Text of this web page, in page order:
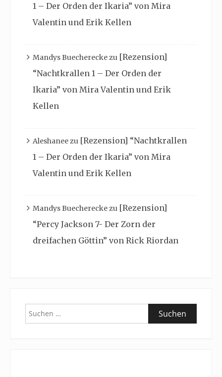
1 – Der Orden der Ikaria” von Mira
Valentin und Erik Kellen
Mandys Buechereckezu [Rezension]
“Nachtkrallen 1 – Der Orden der
Ikaria” von Mira Valentin und Erik
Kellen
Aleshaneezu [Rezension] “Nachtkrallen
1 – Der Orden der Ikaria” von Mira
Valentin und Erik Kellen
Mandys Buechereckezu [Rezension]
“Percy Jackson 7- Der Zorn der
dreifachen Göttin” von Rick Riordan
Suchen
nach: